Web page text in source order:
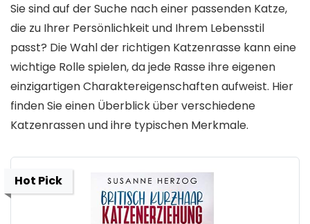
Sie sind auf der Suche nach einer passenden Katze,
die zu Ihrer Persönlichkeit und Ihrem Lebensstil
passt? Die Wahl der richtigen Katzenrasse kann eine
wichtige Rolle spielen, da jede Rasse ihre eigenen
einzigartigen Charaktereigenschaften aufweist. Hier
finden Sie einen Überblick über verschiedene
Katzenrassen und ihre typischen Merkmale.
Hot Pick